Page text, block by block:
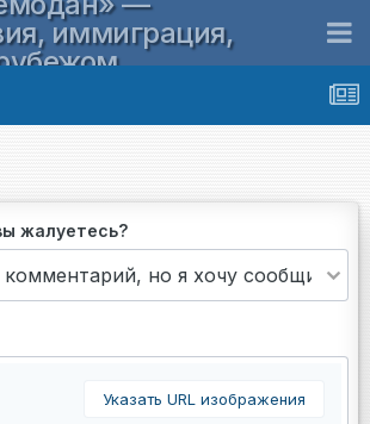
иммиграция,
жалуетесь?
Указать URL изображения